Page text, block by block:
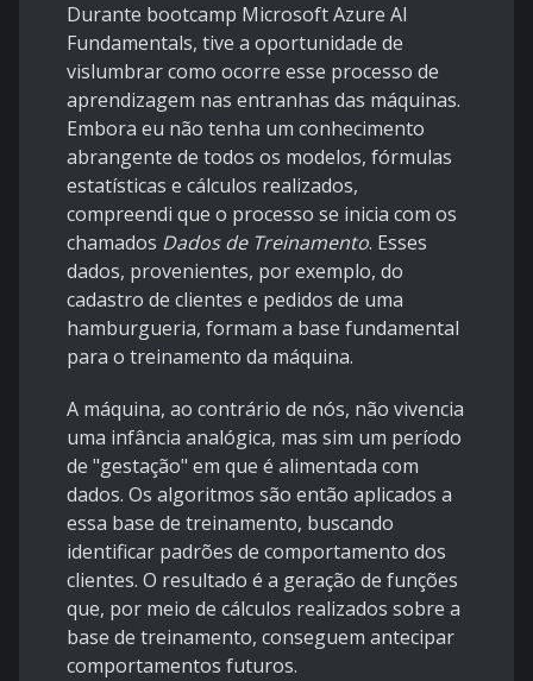
Durante bootcamp Microsoft Azure AI
Fundamentals, tive a oportunidade de
vislumbrar como ocorre esse processo de
aprendizagem nas entranhas das máquinas.
Embora eu não tenha um conhecimento
abrangente de todos os modelos, fórmulas
estatísticas e cálculos realizados,
compreendi que o processo se inicia com os
chamados Dados de Treinamento. Esses
dados, provenientes, por exemplo, do
cadastro de clientes e pedidos de uma
hamburgueria, formam a base fundamental
para o treinamento da máquina.
A máquina, ao contrário de nós, não vivencia
uma infância analógica, mas sim um período
de "gestação" em que é alimentada com
dados. Os algoritmos são então aplicados a
essa base de treinamento, buscando
identificar padrões de comportamento dos
clientes. O resultado é a geração de funções
que, por meio de cálculos realizados sobre a
base de treinamento, conseguem antecipar
comportamentos futuros.